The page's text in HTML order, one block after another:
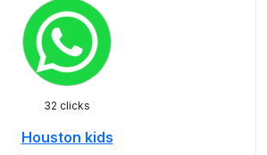
32 clicks
Houston kids